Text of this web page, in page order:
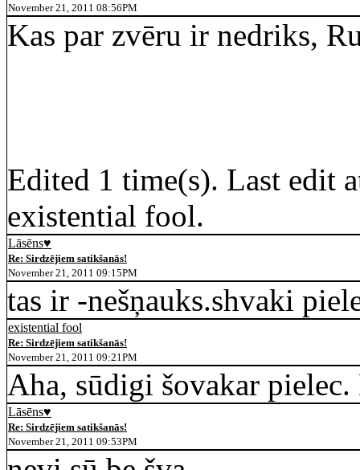
November 21, 2011 08:56PM
Kas par zvēru ir nedriks,
Edited 1 time(s). Last edit
existential fool.
Lāsēns♥
Re: Sirdzējiem satikšanās!
November 21, 2011 09:15PM
tas ir -nešņauks.shvaki
existential fool
Re: Sirdzējiem satikšanās!
November 21, 2011 09:21PM
Aha, sūdigi šovakar
Lāsēns♥
Re: Sirdzējiem satikšanās!
November 21, 2011 09:53PM